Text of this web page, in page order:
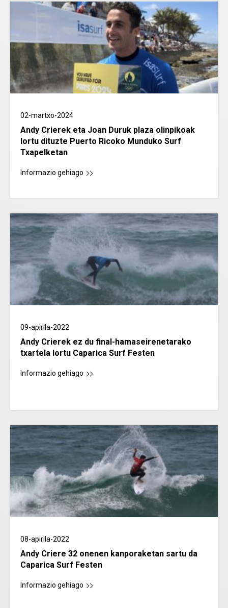
02-martxo-2024
Andy Crierek eta Joan Duruk plaza olinpikoak
lortu dituzte Puerto Ricoko Munduko Surf
Txapelketan
Informazio gehiago
09-apirila-2022
Andy Crierek ez du final-hamaseirenetarako
txartela lortu Caparica Surf Festen
Informazio gehiago
08-apirila-2022
Andy Criere 32 onenen kanporaketan sartu da
Caparica Surf Festen
Informazio gehiago